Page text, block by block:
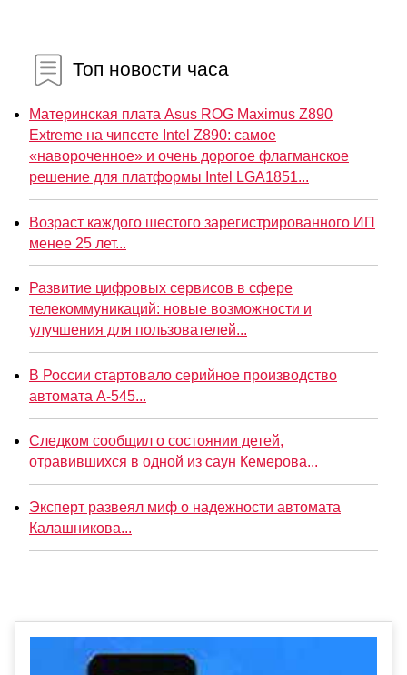
Топ новости часа
Материнская плата Asus ROG Maximus Z890
Extreme на чипсете Intel Z890: самое
«навороченное» и очень дорогое флагманское
решение для платформы Intel LGA1851...
Возраст каждого шестого зарегистрированного ИП
менее 25 лет...
Развитие цифровых сервисов в сфере
телекоммуникаций: новые возможности и
улучшения для пользователей...
В России стартовало серийное производство
автомата А-545...
Следком сообщил о состоянии детей,
отравившихся в одной из саун Кемерова...
Эксперт развеял миф о надежности автомата
Калашникова...